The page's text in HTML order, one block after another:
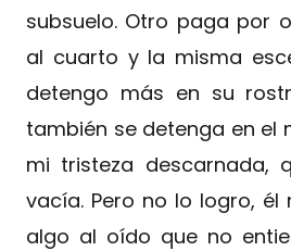
subsuelo. Otro paga por
al cuarto y la misma
detengo más en su
también se detenga en el
mi tristeza descarnada,
vacía. Pero no lo logro, él
algo al oído que no